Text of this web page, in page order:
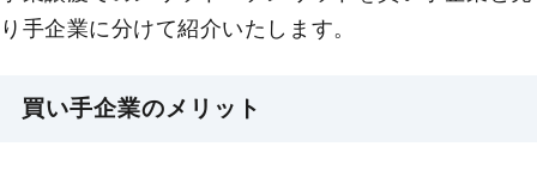
り手企業に分けて紹介いたします。
買い手企業のメリット